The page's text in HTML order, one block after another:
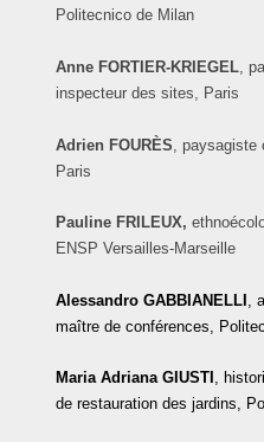
Politecnico de Milan
Anne FORTIER-KRIEGEL,
inspecteur des sites, Paris
Adrien FOURÈS ,
Paris
Pauline FRILEUX,
ENSP Versailles-Marseille
Alessandro GABBIANELLI
,
maître de conférences,
Maria Adriana GIUSTI ,
de restauration des jardins,